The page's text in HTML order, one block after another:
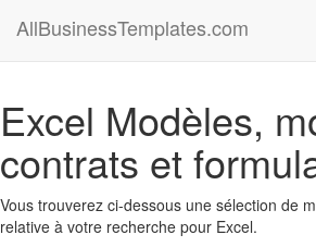
AllBusinessTemplates.com
Excel Modèles,
contrats et
Vous trouverez ci-dessous une sélection de
relative à votre recherche pour Excel.